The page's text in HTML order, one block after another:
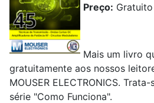
Preço:
Mais um livro
gratuitamente aos nossos
MOUSER ELECTRONICS.
série "Como Funciona".